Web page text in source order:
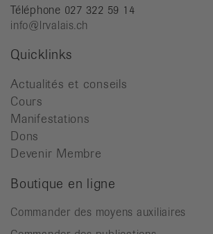
Téléphone 027 322 59 14
info@lrvalais.ch
Quicklinks
Actualités et conseils
Cours
Manifestations
Dons
Devenir Membre
Boutique en ligne
Commander des moyens auxiliaires